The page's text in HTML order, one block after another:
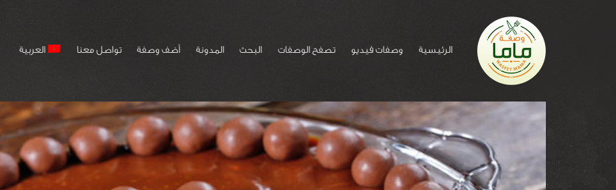
الرئيسية وصفات فيديو تصفح الوصفات البحث المدونة أضف وصفة تواصل معنا العربية